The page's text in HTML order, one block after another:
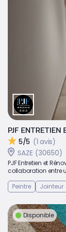
PJF ENTRETIEN
5/5 (1 avis)
SAZE (30650)
PJF Entretien et
collaboration entre
Peintre
Jointeur
Disponible